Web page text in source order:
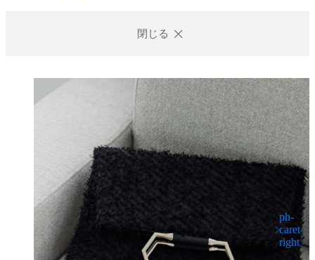
閉じる